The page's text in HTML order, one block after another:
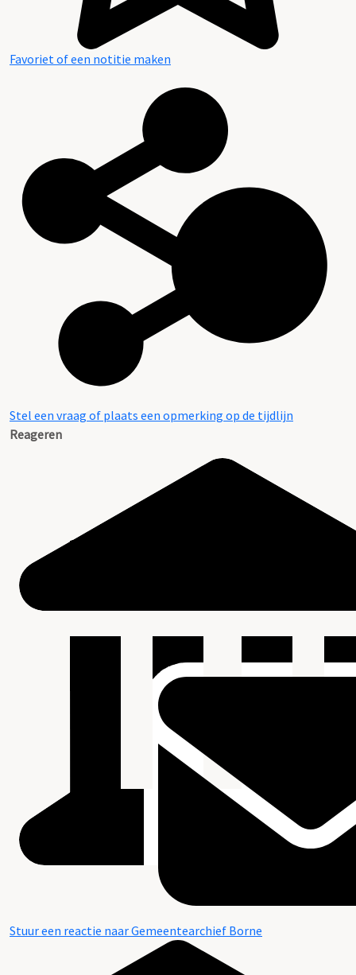
Favoriet of een notitie maken
Stel een vraag of plaats een opmerking op de tijdlijn
Reageren
Stuur een reactie naar Gemeentearchief Borne